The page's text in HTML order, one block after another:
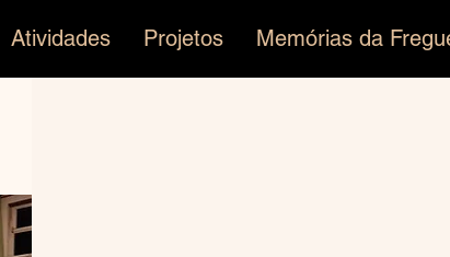
Atividades Projetos Memórias da